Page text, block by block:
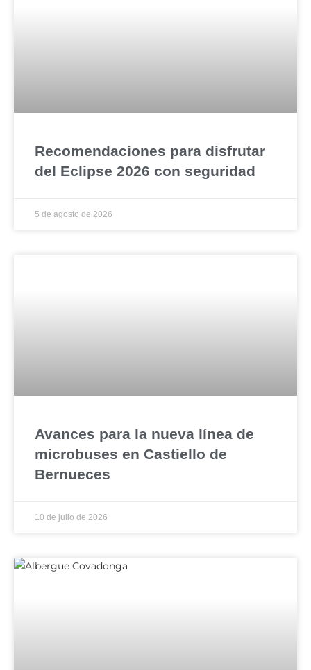
Recomendaciones para disfrutar
del Eclipse 2026 con seguridad
5 de agosto de 2026
Avances para la nueva línea de
microbuses en Castiello de
Bernueces
10 de julio de 2026